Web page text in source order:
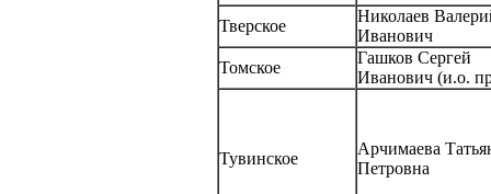
Тверское
Николаев
Иванович
Томское
Гашков Сергей
Иванович (и.о.
Тувинское
Арчимаева
Петровна